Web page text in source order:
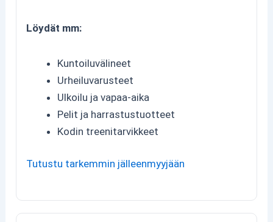
Löydät mm:
Kuntoiluvälineet
Urheiluvarusteet
Ulkoilu ja vapaa-aika
Pelit ja harrastustuotteet
Kodin treenitarvikkeet
Tutustu tarkemmin jälleenmyyjään